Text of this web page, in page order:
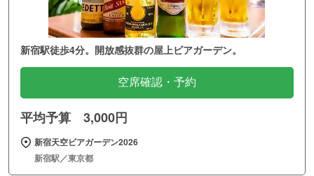
新宿駅徒歩4分。開放感抜群の屋上ビアガーデン。
空席確認・予約
平均予算 3,000円
新宿天空ビアガーデン2026
新宿駅／東京都